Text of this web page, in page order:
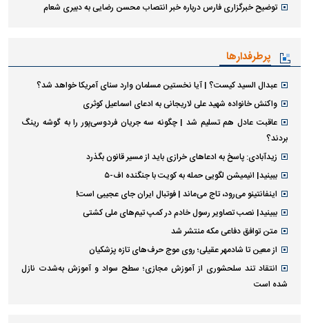
توضیح خبرگزاری فارس درباره خبر انتصاب محسن رضایی به دبیری شعام
پرطرفدارها
عبدال السید کیست؟ | آیا نخستین مسلمان وارد سنای آمریکا خواهد شد؟
واکنش خانواده شهید علی لاریجانی به ادعای اسماعیل کوثری
عاقبت عادل هم تسلیم شد | چگونه سه جریان فردوسی‌پور را به گوشه رینگ
بردند؟
زیدآبادی: پاسخ به ادعا‌های خرازی باید از مسیر قانون بگذرد
ببینید| انیمیشن لگویی حمله به کویت با جنگنده اف-۵
اینفانتینو می‌رود، تاج می‌ماند | فوتبال ایران جای عجیبی است!
ببینید| نصب تصاویر رسول خادم در کمپ تیم‌های ملی کشتی
متن توافق دفاعی مکه منتشر شد
از معین تا شادمهر عقیلی؛ روی موج حرف‌های تازه پزشکیان
انتقاد تند سلحشوری از آموزش مجازی؛ سطح سواد و آموزش به‌شدت نازل
شده است